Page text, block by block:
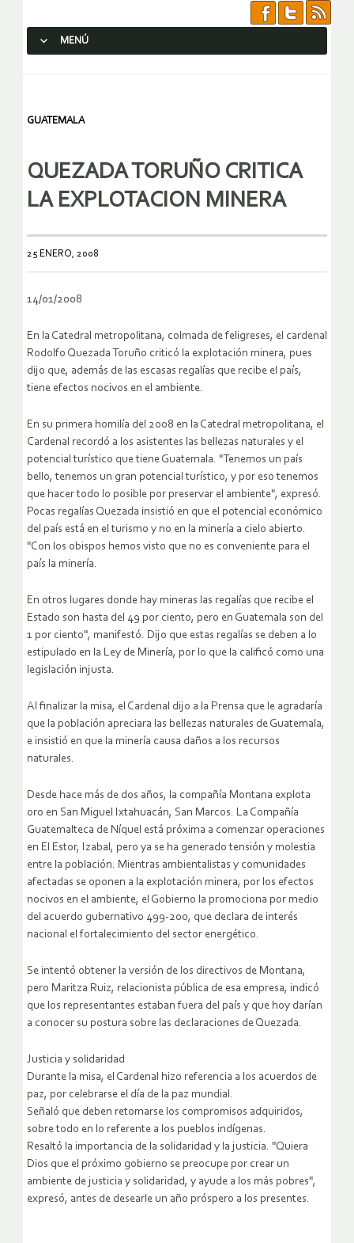
MENÚ
GUATEMALA
QUEZADA TORUÑO CRITICA
LA EXPLOTACION MINERA
25 ENERO, 2008
14/01/2008
En la Catedral metropolitana, colmada de feligreses, el cardenal
Rodolfo Quezada Toruño criticó la explotación minera, pues
dijo que, además de las escasas regalías que recibe el país,
tiene efectos nocivos en el ambiente.
En su primera homilía del 2008 en la Catedral metropolitana, el
Cardenal recordó a los asistentes las bellezas naturales y el
potencial turístico que tiene Guatemala. "Tenemos un país
bello, tenemos un gran potencial turístico, y por eso tenemos
que hacer todo lo posible por preservar el ambiente", expresó.
Pocas regalías Quezada insistió en que el potencial económico
del país está en el turismo y no en la minería a cielo abierto.
"Con los obispos hemos visto que no es conveniente para el
país la minería.
En otros lugares donde hay mineras las regalías que recibe el
Estado son hasta del 49 por ciento, pero en Guatemala son del
1 por ciento", manifestó. Dijo que estas regalías se deben a lo
estipulado en la Ley de Minería, por lo que la calificó como una
legislación injusta.
Al finalizar la misa, el Cardenal dijo a la Prensa que le agradaría
que la población apreciara las bellezas naturales de Guatemala,
e insistió en que la minería causa daños a los recursos
naturales.
Desde hace más de dos años, la compañía Montana explota
oro en San Miguel Ixtahuacán, San Marcos. La Compañía
Guatemalteca de Níquel está próxima a comenzar operaciones
en El Estor, Izabal, pero ya se ha generado tensión y molestia
entre la población. Mientras ambientalistas y comunidades
afectadas se oponen a la explotación minera, por los efectos
nocivos en el ambiente, el Gobierno la promociona por medio
del acuerdo gubernativo 499-200, que declara de interés
nacional el fortalecimiento del sector energético.
Se intentó obtener la versión de los directivos de Montana,
pero Maritza Ruiz, relacionista pública de esa empresa, indicó
que los representantes estaban fuera del país y que hoy darían
a conocer su postura sobre las declaraciones de Quezada.
Justicia y solidaridad
Durante la misa, el Cardenal hizo referencia a los acuerdos de
paz, por celebrarse el día de la paz mundial.
Señaló que deben retomarse los compromisos adquiridos,
sobre todo en lo referente a los pueblos indígenas.
Resaltó la importancia de la solidaridad y la justicia. "Quiera
Dios que el próximo gobierno se preocupe por crear un
ambiente de justicia y solidaridad, y ayude a los más pobres",
expresó, antes de desearle un año próspero a los presentes.